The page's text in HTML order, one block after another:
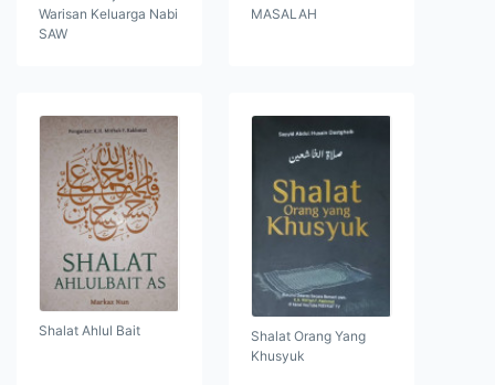
Warisan Keluarga Nabi
SAW
MASALAH
Shalat Ahlul Bait
Shalat Orang Yang
Khusyuk